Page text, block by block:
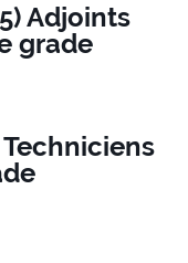
Adjoints
grade